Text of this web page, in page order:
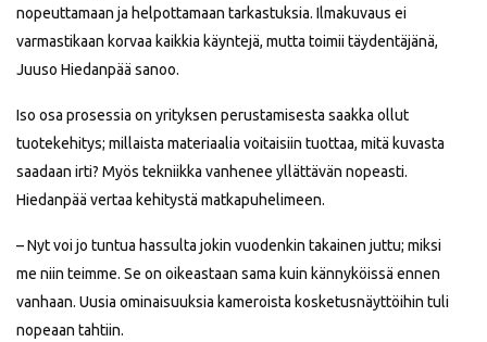
nopeuttamaan ja helpottamaan tarkastuksia. Ilmakuvaus ei
varmastikaan korvaa kaikkia käyntejä, mutta toimii täydentäjänä,
Juuso Hiedanpää sanoo.
Iso osa prosessia on yrityksen perustamisesta saakka ollut
tuotekehitys; millaista materiaalia voitaisiin tuottaa, mitä kuvasta
saadaan irti? Myös tekniikka vanhenee yllättävän nopeasti.
Hiedanpää vertaa kehitystä matkapuhelimeen.
– Nyt voi jo tuntua hassulta jokin vuodenkin takainen juttu; miksi
me niin teimme. Se on oikeastaan sama kuin kännyköissä ennen
vanhaan. Uusia ominaisuuksia kameroista kosketusnäyttöihin tuli
nopeaan tahtiin.